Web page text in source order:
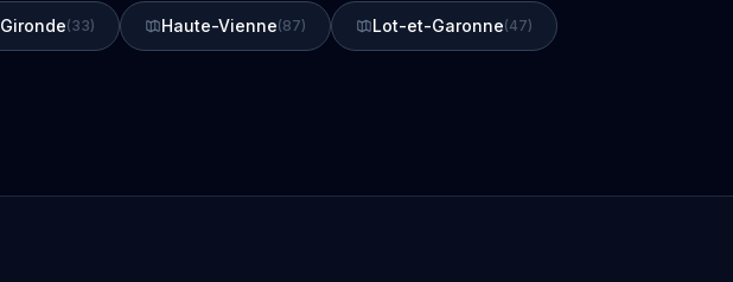
Gironde(33) Haute-Vienne(87) Lot-et-Garonne(47)